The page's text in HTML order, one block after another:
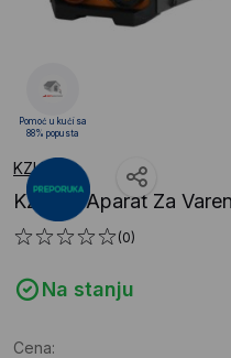
KZUBR
KZUBR Aparat Za
(0)
Na stanju
Cena:
Pomoć u kući sa
88% popusta